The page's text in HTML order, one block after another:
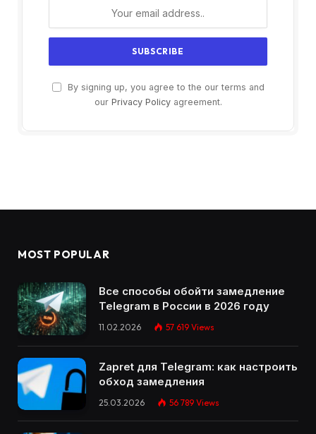
By signing up, you agree to the our terms and
our Privacy Policyagreement.
MOST POPULAR
Все способы обойти замедление
Telegram в России в 2026 году
11.02.2026 57 619 Views
Zapret для Telegram: как настроить
обход замедления
25.03.2026 56 789 Views